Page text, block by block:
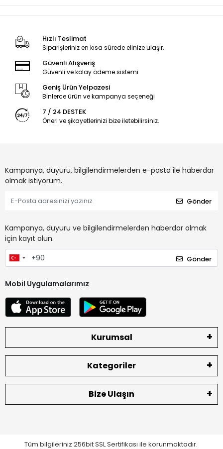
Hızlı Teslimat
Siparişleriniz en kısa sürede elinize ulaşır.
Güvenli Alışveriş
Güvenli ve kolay ödeme sistemi
Geniş Ürün Yelpazesi
Binlerce ürün ve kampanya seçeneği
7 / 24 DESTEK
Öneri ve şikayetlerinizi bize iletebilirsiniz.
Kampanya, duyuru, bilgilendirmelerden e-posta ile haberdar
olmak istiyorum.
Gönder
Kampanya, duyuru ve bilgilendirmelerden haberdar olmak
için kayıt olun.
Gönder
Mobil Uygulamalarımız
Kurumsal
Kategoriler
Bize Ulaşın
Tüm bilgileriniz 256bit SSL Sertifikası ile korunmaktadır.